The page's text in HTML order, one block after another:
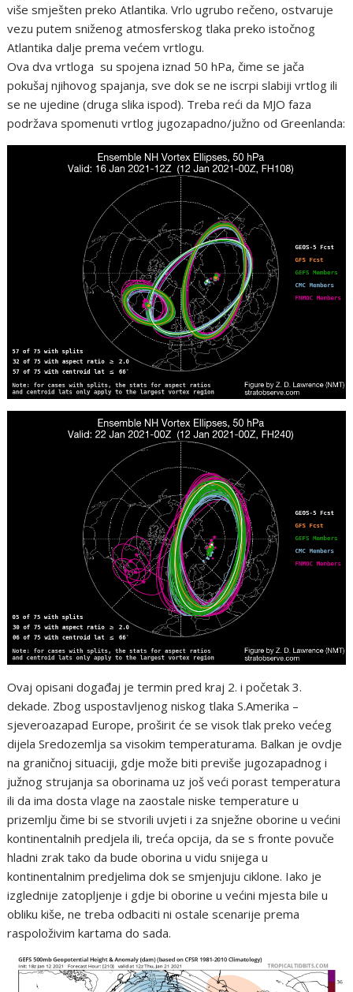
više smješten preko Atlantika. Vrlo ugrubo rečeno, ostvaruje
vezu putem sniženog atmosferskog tlaka preko istočnog
Atlantika dalje prema većem vrtlogu.
Ova dva vrtloga su spojena iznad 50 hPa, čime se jača
pokušaj njihovog spajanja, sve dok se ne iscrpi slabiji vrtlog ili
se ne ujedine (druga slika ispod). Treba reći da MJO faza
podržava spomenuti vrtlog jugozapadno/južno od Greenlanda:
Ovaj opisani događaj je termin pred kraj 2. i početak 3.
dekade. Zbog uspostavljenog niskog tlaka S.Amerika –
sjeveroazapad Europe, proširit će se visok tlak preko većeg
dijela Sredozemlja sa visokim temperaturama. Balkan je ovdje
na graničnoj situaciji, gdje može biti previše jugozapadnog i
južnog strujanja sa oborinama uz još veći porast temperatura
ili da ima dosta vlage na zaostale niske temperature u
prizemlju čime bi se stvorili uvjeti i za snježne oborine u većini
kontinentalnih predjela ili, treća opcija, da se s fronte povuče
hladni zrak tako da bude oborina u vidu snijega u
kontinentalnim predjelima dok se smjenjuju ciklone. Iako je
izglednije zatopljenje i gdje bi oborine u većini mjesta bile u
obliku kiše, ne treba odbaciti ni ostale scenarije prema
raspoloživim kartama do sada.